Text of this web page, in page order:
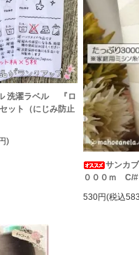
洗濯ラベル 『ロ
ット（にじみ防止
)
サンカ
０００ｍ C/
530円(税込